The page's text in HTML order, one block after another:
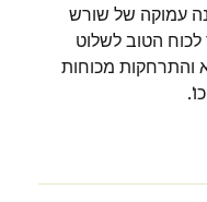
עמוקה של שורש
לכוח הטוב לשלוט
והתרחקות מכוחות